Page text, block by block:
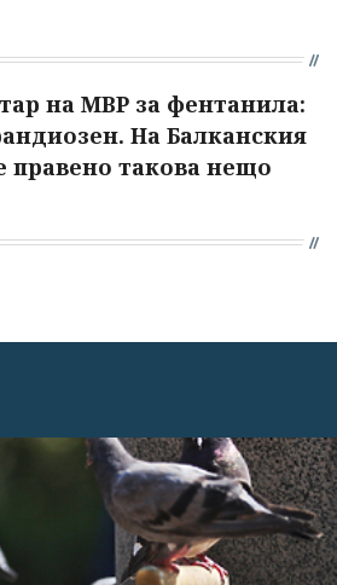
на МВР за фентанила:
На Балканския
правено такова нещо